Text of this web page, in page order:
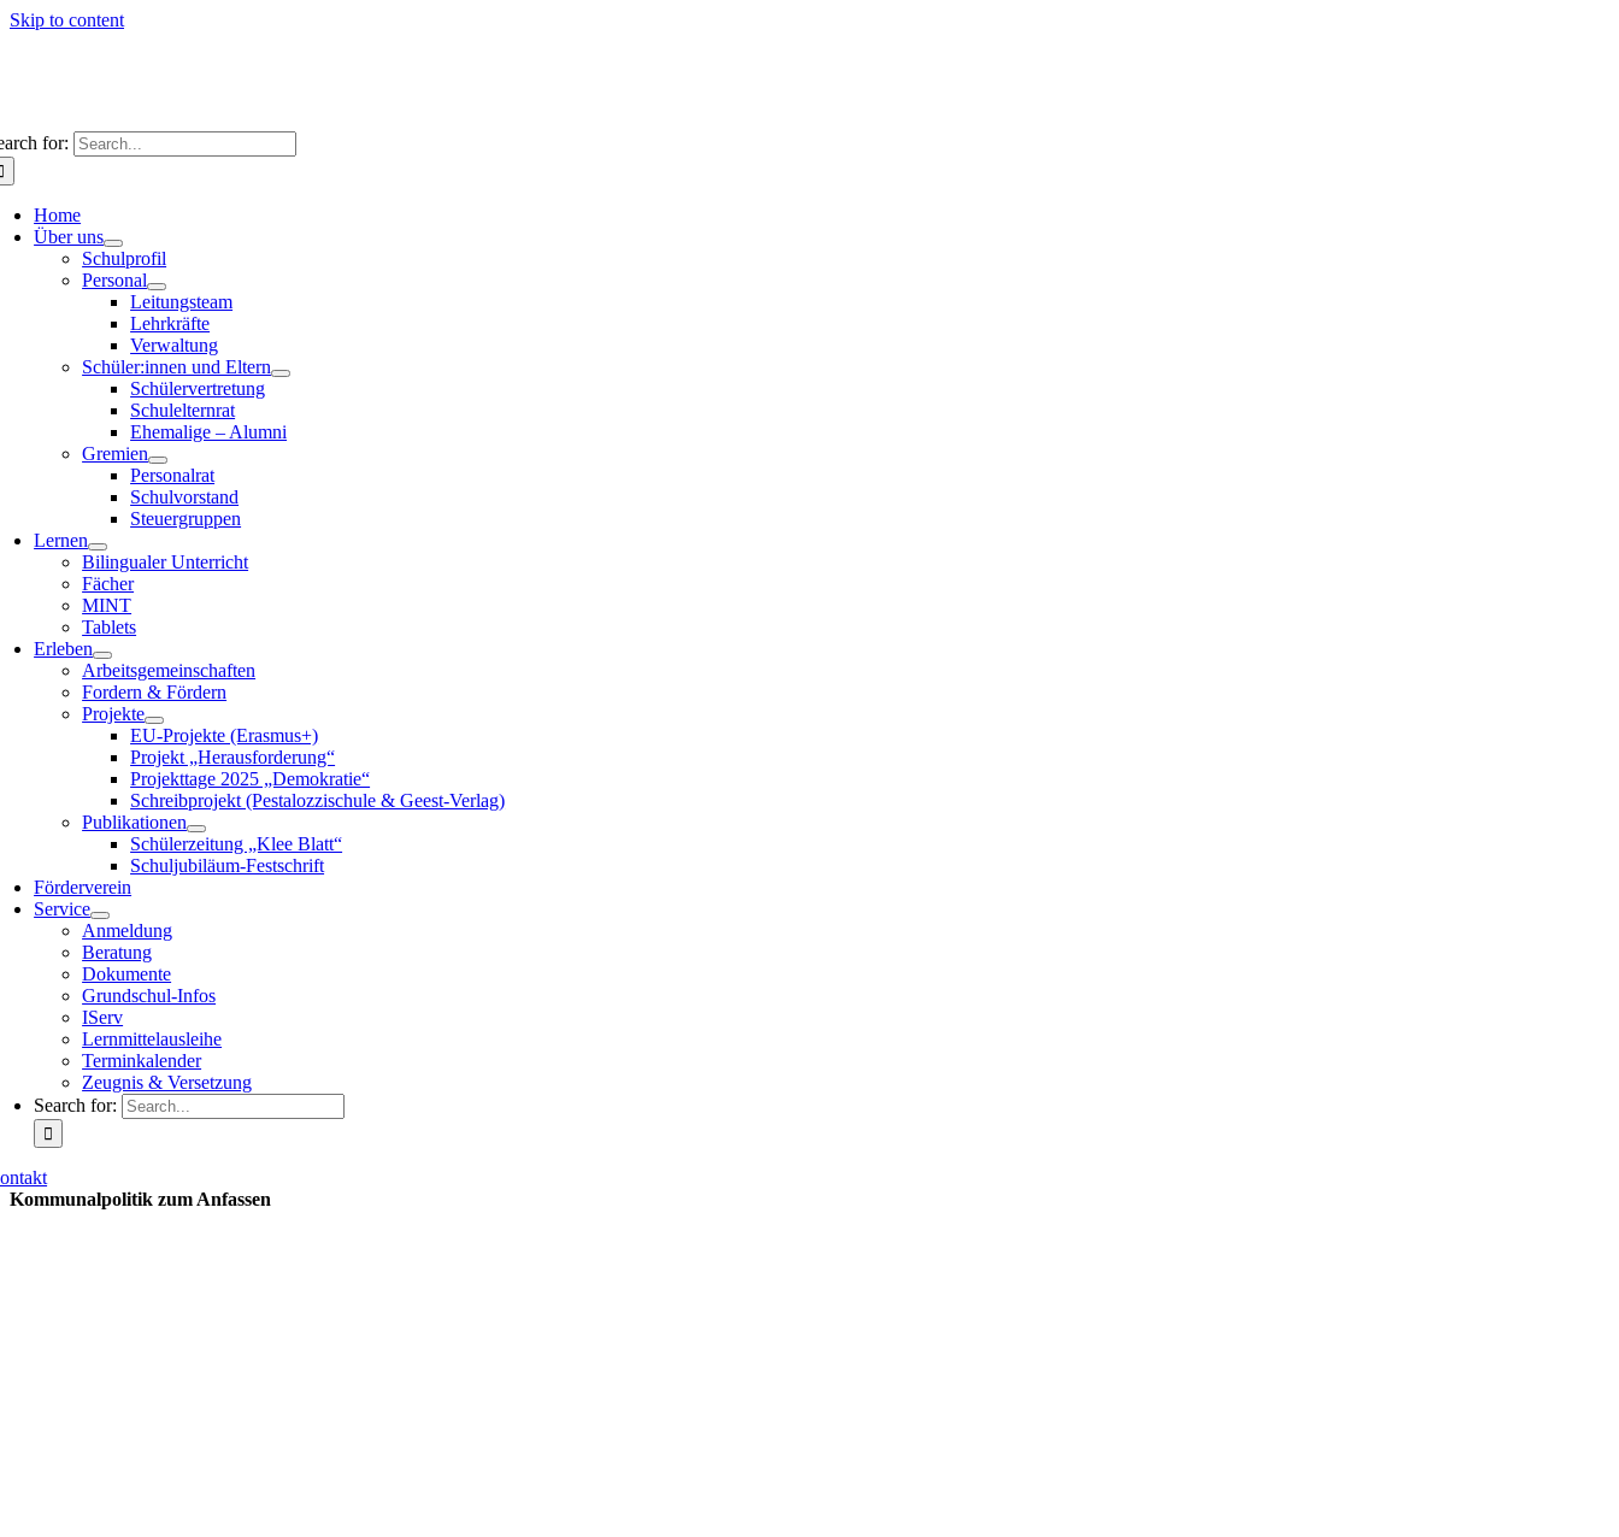
Skip to content
for:
Home
Über uns
Schulprofil
Personal
Leitungsteam
Lehrkräfte
Verwaltung
Schüler:innen und Eltern
Schülervertretung
Schulelternrat
Ehemalige – Alumni
Gremien
Personalrat
Schulvorstand
Steuergruppen
Lernen
Bilingualer Unterricht
Fächer
MINT
Tablets
Erleben
Arbeitsgemeinschaften
Fordern & Fördern
Projekte
EU-Projekte (Erasmus+)
Projekt „Herausforderung“
Projekttage 2025 „Demokratie“
Schreibprojekt (Pestalozzischule & Geest-Verlag)
Publikationen
Schülerzeitung „Klee Blatt“
Schuljubiläum-Festschrift
Förderverein
Service
Anmeldung
Beratung
Dokumente
Grundschul-Infos
IServ
Lernmittelausleihe
Terminkalender
Zeugnis & Versetzung
Search for:
Kommunalpolitik zum Anfassen